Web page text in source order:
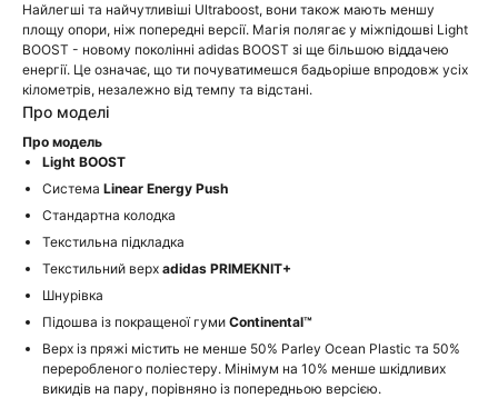
Найлегші та найчутливіші Ultraboost, вони також мають меншу
площу опори, ніж попередні версії. Магія полягає у міжпідошві Light
BOOST - новому поколінні adidas BOOST зі ще більшою віддачею
енергії. Це означає, що ти почуватимешся бадьоріше впродовж усіх
кілометрів, незалежно від темпу та відстані.
Про моделі
Про модель
Light BOOST
Система Linear Energy Push
Стандартна колодка
Текстильна підкладка
Текстильний верх adidas PRIMEKNIT+
Шнурівка
Підошва із покращеної гуми Continental™
Верх із пряжі містить не менше 50% Parley Ocean Plastic та 50%
переробленого поліестеру. Мінімум на 10% менше шкідливих
викидів на пару, порівняно із попередньою версією.